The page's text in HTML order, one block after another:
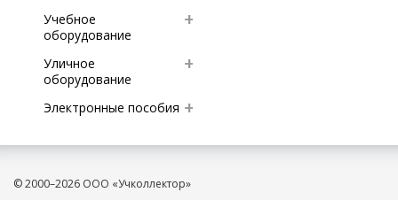
Учебное
оборудование
Уличное
оборудование
Электронные пособия
© 2000–2026 ООО «Учколлектор»